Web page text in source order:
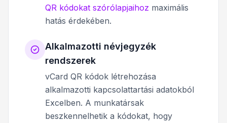
QR kódokat szórólapjaihoz maximális
hatás érdekében.
Alkalmazotti névjegyzék
rendszerek
vCard QR kódok létrehozása
alkalmazotti kapcsolattartási adatokból
Excelben. A munkatársak
beszkennelhetik a kódokat, hogy